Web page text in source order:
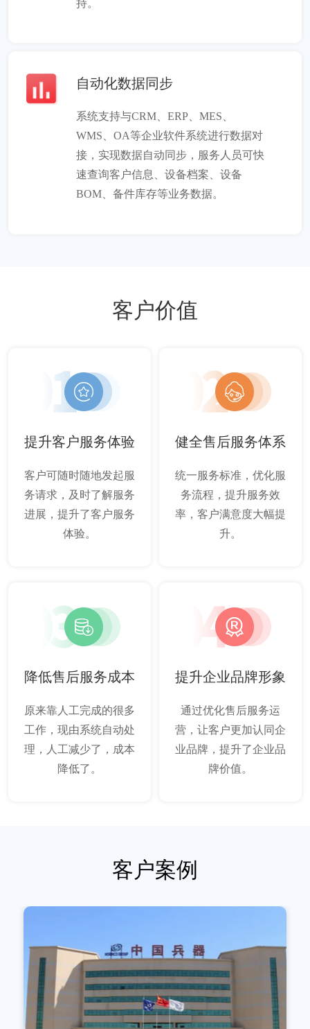
持。
自动化数据同步
系统支持与CRM、ERP、MES、
WMS、OA等企业软件系统进行数据对
接，实现数据自动同步，服务人员可快
速查询客户信息、设备档案、设备
BOM、备件库存等业务数据。
客户价值
提升客户服务体验
客户可随时随地发起服
务请求，及时了解服务
进展，提升了客户服务
体验。
健全售后服务体系
统一服务标准，优化服
务流程，提升服务效
率，客户满意度大幅提
升。
降低售后服务成本
原来靠人工完成的很多
工作，现由系统自动处
理，人工减少了，成本
降低了。
提升企业品牌形象
通过优化售后服务运
营，让客户更加认同企
业品牌，提升了企业品
牌价值。
客户案例